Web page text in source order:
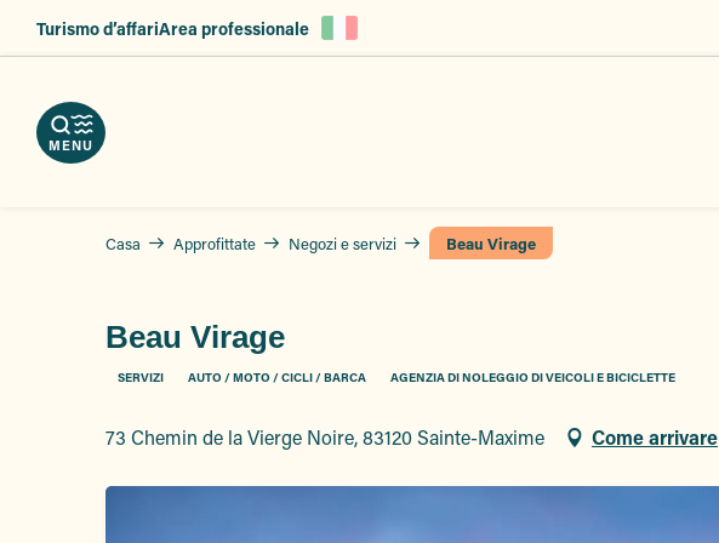
principal
Turismo d’affariArea professionale
MENU
Casa Approfittate Negozi e servizi Beau Virage
Beau Virage
SERVIZI AUTO / MOTO / CICLI / BARCA AGENZIA DI NOLEGGIO DI VEICOLI E BICICLETTE
73 Chemin de la Vierge Noire, 83120 Sainte-Maxime Come arrivare